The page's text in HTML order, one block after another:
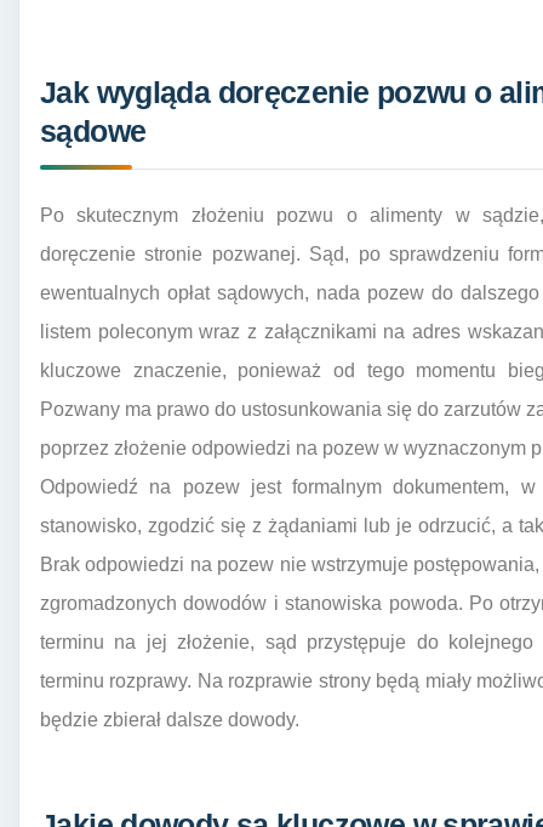
Jak wygląda doręczenie pozwu o
sądowe
Po skutecznym złożeniu pozwu o alimenty w
doręczenie stronie pozwanej. Sąd, po sprawdzeniu
ewentualnych opłat sądowych, nada pozew do
listem poleconym wraz z załącznikami na adres
kluczowe znaczenie, ponieważ od tego momentu
Pozwany ma prawo do ustosunkowania się do zarzutów
poprzez złożenie odpowiedzi na pozew w wyznaczonym
Odpowiedź na pozew jest formalnym dokumentem,
stanowisko, zgodzić się z żądaniami lub je odrzucić, a
Brak odpowiedzi na pozew nie wstrzymuje
zgromadzonych dowodów i stanowiska powoda. Po
terminu na jej złożenie, sąd przystępuje do
terminu rozprawy. Na rozprawie strony będą miały
będzie zbierał dalsze dowody.